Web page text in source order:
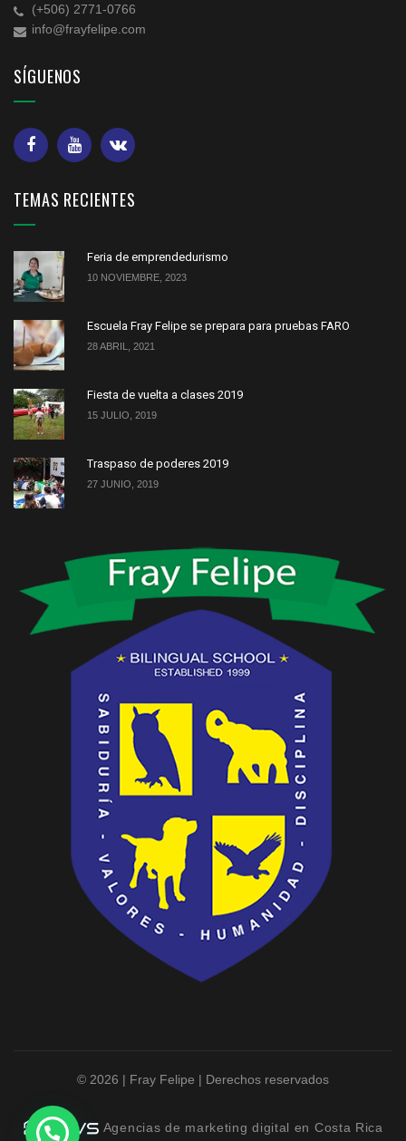
(+506) 2771-0766
info@frayfelipe.com
SÍGUENOS
TEMAS RECIENTES
Feria de emprendedurismo
10 NOVIEMBRE, 2023
Escuela Fray Felipe se prepara para pruebas FARO
28 ABRIL, 2021
Fiesta de vuelta a clases 2019
15 JULIO, 2019
Traspaso de poderes 2019
27 JUNIO, 2019
© 2026 | Fray Felipe | Derechos reservados
Agencias de marketing digital en Costa Rica